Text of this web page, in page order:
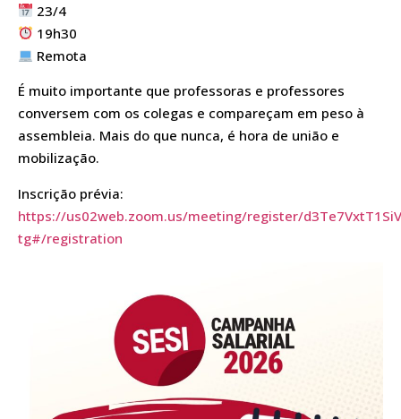
23/4
19h30
Remota
É muito importante que professoras e professores
conversem com os colegas e compareçam em peso à
assembleia. Mais do que nunca, é hora de união e
mobilização.
Inscrição prévia:
https://us02web.zoom.us/meeting/register/
tg#/registration